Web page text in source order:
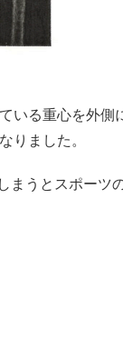
いる重心を外
りました。
まうとスポーツ